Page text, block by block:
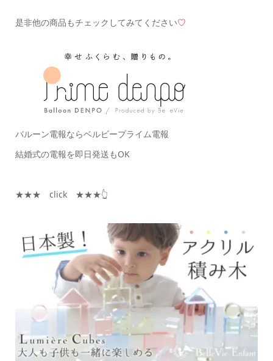
是非他の商品もチェックしてみてください♡
バルーン電報ならベルビープライム電報
結婚式の電報を即日発送もOK
★★★ click ★★★👆